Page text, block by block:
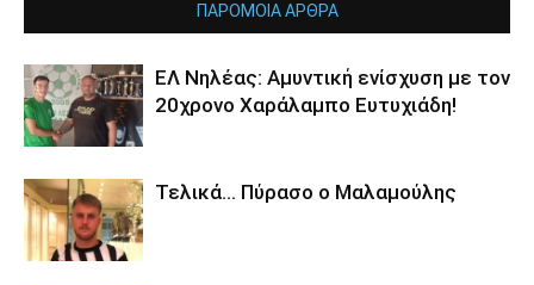
ΠΑΡΟΜΟΙΑ ΑΡΘΡΑ
ΕΛ Νηλέας: Αμυντική ενίσχυση με τον
20χρονο Χαράλαμπο Ευτυχιάδη!
Τελικά… Πύρασο ο Μαλαμούλης